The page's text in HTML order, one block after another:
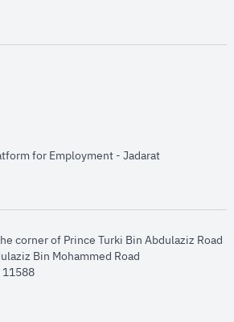
in new window
for Employment - Jadaratopens in new
corner of Prince Turki Bin Abdulaziz Road
Bin Mohammed Road​
11588